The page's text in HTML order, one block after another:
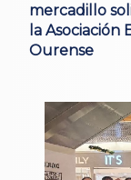
mercadillo
la Asociación
Ourense